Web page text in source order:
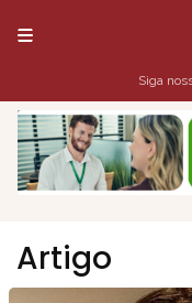
Siga
Artigo